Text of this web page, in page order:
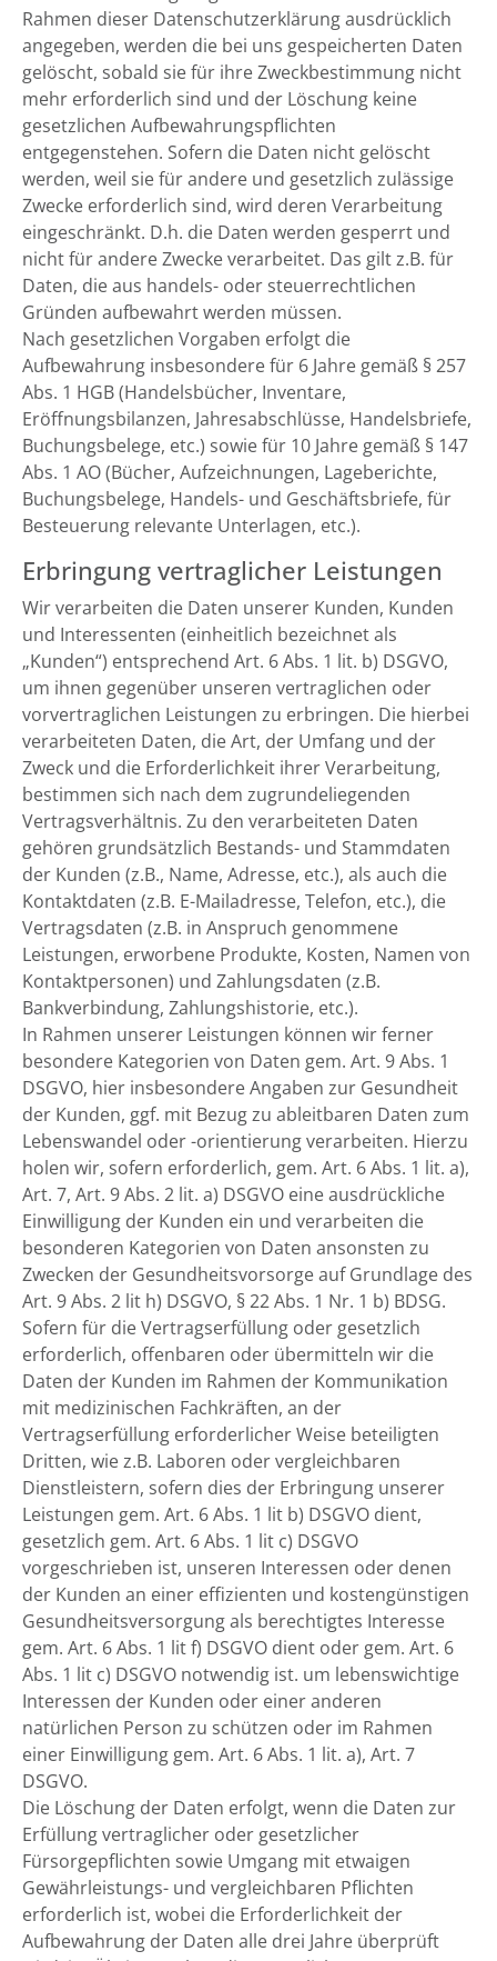
Rahmen dieser Datenschutzerklärung ausdrücklich
angegeben, werden die bei uns gespeicherten Daten
gelöscht, sobald sie für ihre Zweckbestimmung nicht
mehr erforderlich sind und der Löschung keine
gesetzlichen Aufbewahrungspflichten
entgegenstehen. Sofern die Daten nicht gelöscht
werden, weil sie für andere und gesetzlich zulässige
Zwecke erforderlich sind, wird deren Verarbeitung
eingeschränkt. D.h. die Daten werden gesperrt und
nicht für andere Zwecke verarbeitet. Das gilt z.B. für
Daten, die aus handels- oder steuerrechtlichen
Gründen aufbewahrt werden müssen.
Nach gesetzlichen Vorgaben erfolgt die
Aufbewahrung insbesondere für 6 Jahre gemäß § 257
Abs. 1 HGB (Handelsbücher, Inventare,
Eröffnungsbilanzen, Jahresabschlüsse, Handelsbriefe,
Buchungsbelege, etc.) sowie für 10 Jahre gemäß § 147
Abs. 1 AO (Bücher, Aufzeichnungen, Lageberichte,
Buchungsbelege, Handels- und Geschäftsbriefe, für
Besteuerung relevante Unterlagen, etc.).
Erbringung vertraglicher Leistungen
Wir verarbeiten die Daten unserer Kunden, Kunden
und Interessenten (einheitlich bezeichnet als
„Kunden“) entsprechend Art. 6 Abs. 1 lit. b) DSGVO,
um ihnen gegenüber unseren vertraglichen oder
vorvertraglichen Leistungen zu erbringen. Die hierbei
verarbeiteten Daten, die Art, der Umfang und der
Zweck und die Erforderlichkeit ihrer Verarbeitung,
bestimmen sich nach dem zugrundeliegenden
Vertragsverhältnis. Zu den verarbeiteten Daten
gehören grundsätzlich Bestands- und Stammdaten
der Kunden (z.B., Name, Adresse, etc.), als auch die
Kontaktdaten (z.B. E-Mailadresse, Telefon, etc.), die
Vertragsdaten (z.B. in Anspruch genommene
Leistungen, erworbene Produkte, Kosten, Namen von
Kontaktpersonen) und Zahlungsdaten (z.B.
Bankverbindung, Zahlungshistorie, etc.).
In Rahmen unserer Leistungen können wir ferner
besondere Kategorien von Daten gem. Art. 9 Abs. 1
DSGVO, hier insbesondere Angaben zur Gesundheit
der Kunden, ggf. mit Bezug zu ableitbaren Daten zum
Lebenswandel oder -orientierung verarbeiten. Hierzu
holen wir, sofern erforderlich, gem. Art. 6 Abs. 1 lit. a),
Art. 7, Art. 9 Abs. 2 lit. a) DSGVO eine ausdrückliche
Einwilligung der Kunden ein und verarbeiten die
besonderen Kategorien von Daten ansonsten zu
Zwecken der Gesundheitsvorsorge auf Grundlage des
Art. 9 Abs. 2 lit h) DSGVO, § 22 Abs. 1 Nr. 1 b) BDSG.
Sofern für die Vertragserfüllung oder gesetzlich
erforderlich, offenbaren oder übermitteln wir die
Daten der Kunden im Rahmen der Kommunikation
mit medizinischen Fachkräften, an der
Vertragserfüllung erforderlicher Weise beteiligten
Dritten, wie z.B. Laboren oder vergleichbaren
Dienstleistern, sofern dies der Erbringung unserer
Leistungen gem. Art. 6 Abs. 1 lit b) DSGVO dient,
gesetzlich gem. Art. 6 Abs. 1 lit c) DSGVO
vorgeschrieben ist, unseren Interessen oder denen
der Kunden an einer effizienten und kostengünstigen
Gesundheitsversorgung als berechtigtes Interesse
gem. Art. 6 Abs. 1 lit f) DSGVO dient oder gem. Art. 6
Abs. 1 lit c) DSGVO notwendig ist. um lebenswichtige
Interessen der Kunden oder einer anderen
natürlichen Person zu schützen oder im Rahmen
einer Einwilligung gem. Art. 6 Abs. 1 lit. a), Art. 7
DSGVO.
Die Löschung der Daten erfolgt, wenn die Daten zur
Erfüllung vertraglicher oder gesetzlicher
Fürsorgepflichten sowie Umgang mit etwaigen
Gewährleistungs- und vergleichbaren Pflichten
erforderlich ist, wobei die Erforderlichkeit der
Aufbewahrung der Daten alle drei Jahre überprüft